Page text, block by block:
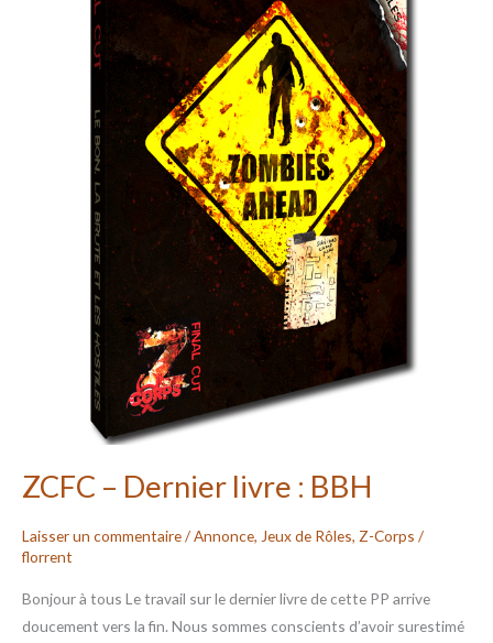
ZCFC – Dernier livre : BBH
Laisser un commentaire/Annonce, Jeux de Rôles, Z-Corps /
florrent
Bonjour à tous Le travail sur le dernier livre de cette PP arrive
doucement vers la fin. Nous sommes conscients d’avoir surestimé